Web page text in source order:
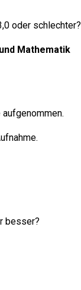
oder schlechter?
Mathematik
besser?